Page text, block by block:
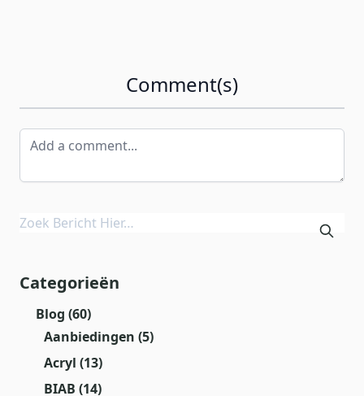
Comment(s)
Categorieën
Blog (60)
Aanbiedingen (5)
Acryl (13)
BIAB (14)